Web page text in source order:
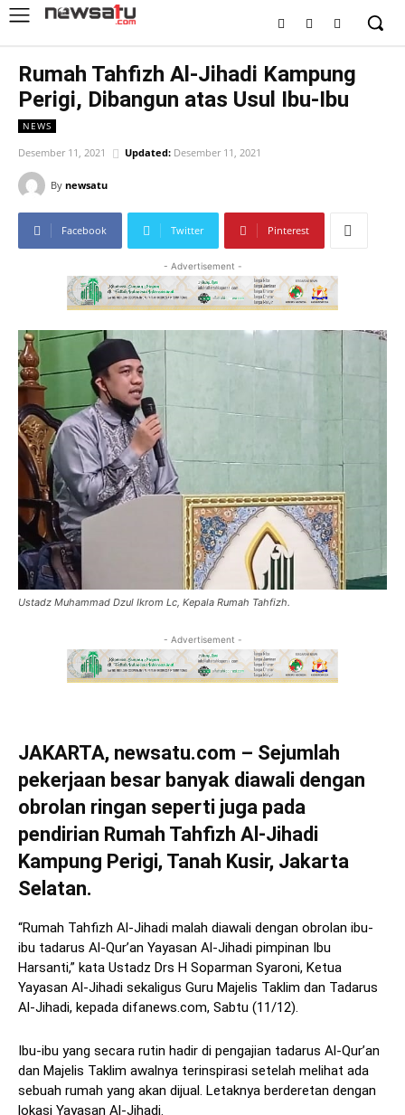
Rumah Tahfizh Al-Jihadi Kampung
Perigi, Dibangun atas Usul Ibu-Ibu
NEWS
Desember 11, 2021 Updated: Desember 11, 2021
By newsatu
Facebook Twitter Pinterest
- Advertisement -
Ustadz Muhammad Dzul Ikrom Lc, Kepala Rumah Tahfizh.
- Advertisement -
JAKARTA, newsatu.com – Sejumlah
pekerjaan besar banyak diawali dengan
obrolan ringan seperti juga pada
pendirian Rumah Tahfizh Al-Jihadi
Kampung Perigi, Tanah Kusir, Jakarta
Selatan.
“Rumah Tahfizh Al-Jihadi malah diawali dengan obrolan ibu-
ibu tadarus Al-Qur’an Yayasan Al-Jihadi pimpinan Ibu
Harsanti,” kata Ustadz Drs H Soparman Syaroni, Ketua
Yayasan Al-Jihadi sekaligus Guru Majelis Taklim dan Tadarus
Al-Jihadi, kepada difanews.com, Sabtu (11/12).
Ibu-ibu yang secara rutin hadir di pengajian tadarus Al-Qur’an
dan Majelis Taklim awalnya terinspirasi setelah melihat ada
sebuah rumah yang akan dijual. Letaknya berderetan dengan
lokasi Yayasan Al-Jihadi.